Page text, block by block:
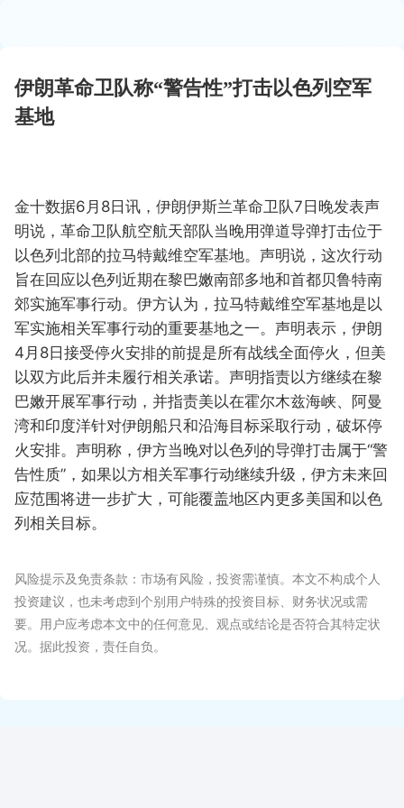
伊朗革命卫队称“警告性”打击以色列空军
基地
金十数据6月8日讯，伊朗伊斯兰革命卫队7日晚发表声
明说，革命卫队航空航天部队当晚用弹道导弹打击位于
以色列北部的拉马特戴维空军基地。声明说，这次行动
旨在回应以色列近期在黎巴嫩南部多地和首都贝鲁特南
郊实施军事行动。伊方认为，拉马特戴维空军基地是以
军实施相关军事行动的重要基地之一。声明表示，伊朗
4月8日接受停火安排的前提是所有战线全面停火，但美
以双方此后并未履行相关承诺。声明指责以方继续在黎
巴嫩开展军事行动，并指责美以在霍尔木兹海峡、阿曼
湾和印度洋针对伊朗船只和沿海目标采取行动，破坏停
火安排。声明称，伊方当晚对以色列的导弹打击属于“警
告性质”，如果以方相关军事行动继续升级，伊方未来回
应范围将进一步扩大，可能覆盖地区内更多美国和以色
列相关目标。
风险提示及免责条款：市场有风险，投资需谨慎。本文不构成个人
投资建议，也未考虑到个别用户特殊的投资目标、财务状况或需
要。用户应考虑本文中的任何意见、观点或结论是否符合其特定状
况。据此投资，责任自负。